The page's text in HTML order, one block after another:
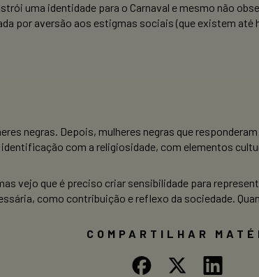
uma identidade para o Carnaval e mesmo não
por aversão aos estigmas sociais (que existem até
negras. Depois, mulheres negras que
com a religiosidade, com elementos
vejo que é preciso criar sensibilidade para
como contribuição e reflexo da sociedade.
COMPARTILHAR